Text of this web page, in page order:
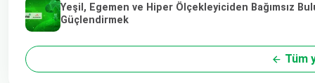
Yeşil, Egemen ve Hiper Ölçekleyiciden Bağımsız
Güçlendirmek
Tüm